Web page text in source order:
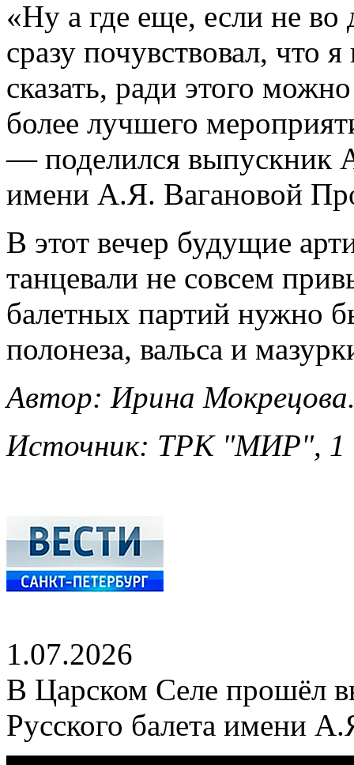
«Ну а где еще, если не
сразу почувствовал, что
сказать, ради этого
более лучшего
— поделился выпускник
имени А.Я. Вагановой
В этот вечер будущие
танцевали не совсем
балетных партий нужно
полонеза, вальса и
Автор: Ирина
Источник: ТРК "МИР", 1
1.07.2026
В Царском Селе прошёл
Русского балета имени